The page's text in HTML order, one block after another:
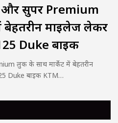
और सुपर Premium
माइलेज लेकर
Duke बाइक
लुक के साथ मार्केट में बेहतरीन
Duke बाइक KTM…